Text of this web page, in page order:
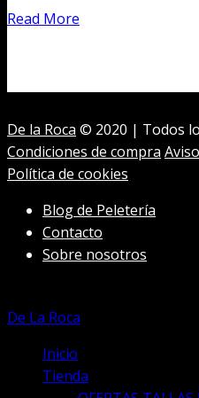
Read More
De la Roca © 2020 | Todos
Condiciones de compra
Política de cookies
Blog de Peletería
Contacto
Sobre nosotros
De La Roca
Inicio
Tienda